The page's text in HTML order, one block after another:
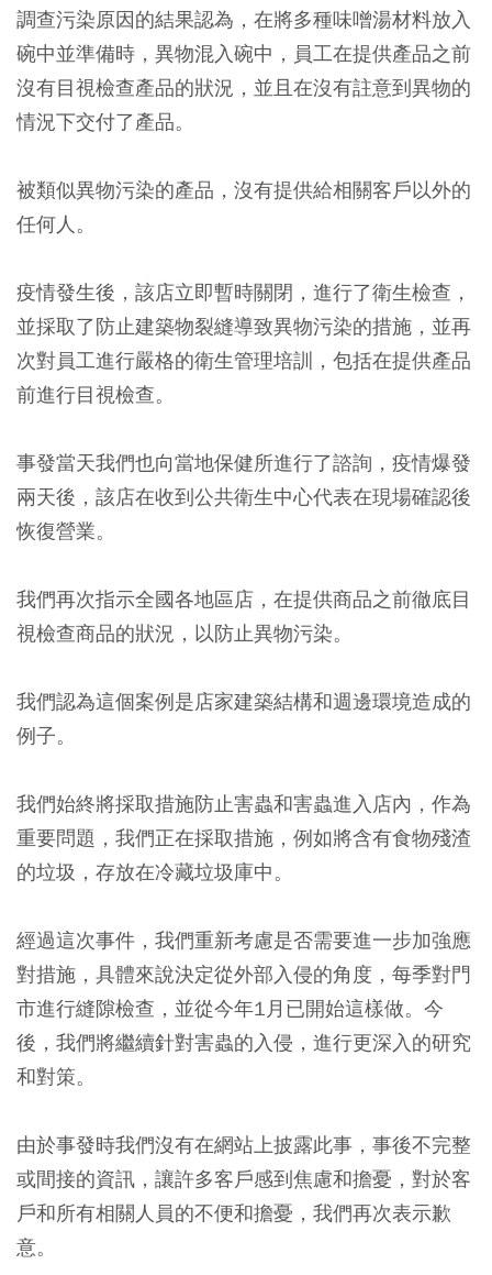
調查污染原因的結果認為，在將多種味噌湯材料放入
碗中並準備時，異物混入碗中，員工在提供產品之前
沒有目視檢查產品的狀況，並且在沒有註意到異物的
情況下交付了產品。
被類似異物污染的產品，沒有提供給相關客戶以外的
任何人。
疫情發生後，該店立即暫時關閉，進行了衛生檢查，
並採取了防止建築物裂縫導致異物污染的措施，並再
次對員工進行嚴格的衛生管理培訓，包括在提供產品
前進行目視檢查。
事發當天我們也向當地保健所進行了諮詢，疫情爆發
兩天後，該店在收到公共衛生中心代表在現場確認後
恢復營業。
我們再次指示全國各地區店，在提供商品之前徹底目
視檢查商品的狀況，以防止異物污染。
我們認為這個案例是店家建築結構和週邊環境造成的
例子。
我們始終將採取措施防止害蟲和害蟲進入店內，作為
重要問題，我們正在採取措施，例如將含有食物殘渣
的垃圾，存放在冷藏垃圾庫中。
經過這次事件，我們重新考慮是否需要進一步加強應
對措施，具體來說決定從外部入侵的角度，每季對門
市進行縫隙檢查，並從今年1月已開始這樣做。今
後，我們將繼續針對害蟲的入侵，進行更深入的研究
和對策。
由於事發時我們沒有在網站上披露此事，事後不完整
或間接的資訊，讓許多客戶感到焦慮和擔憂，對於客
戶和所有相關人員的不便和擔憂，我們再次表示歉
意。